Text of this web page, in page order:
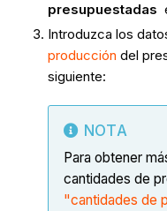
presupuestadas
Introduzca los
producción del
siguiente:
NOTA
Para obtener
cantidades de
"cantidades de